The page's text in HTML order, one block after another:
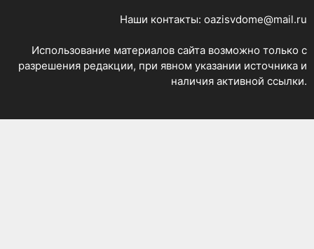
Наши контакты: oazisvdome@mail.ru
Использование материалов сайта возможно только с
разрешения редакции, при явном указании источника и
наличия активной ссылки.